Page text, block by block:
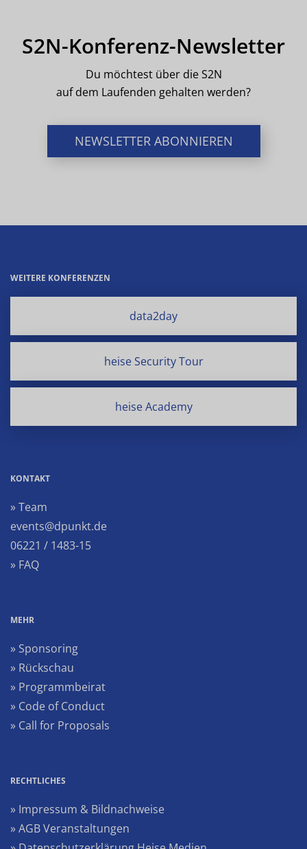
S2N-Konferenz-Newsletter
Du möchtest über die S2N
auf dem Laufenden gehalten werden?
NEWSLETTER ABONNIEREN
WEITERE KONFERENZEN
data2day
heise Security Tour
heise Academy
KONTAKT
» Team
events@dpunkt.de
06221 / 1483-15
» FAQ
MEHR
» Sponsoring
» Rückschau
» Programmbeirat
» Code of Conduct
» Call for Proposals
RECHTLICHES
» Impressum & Bildnachweise
» AGB Veranstaltungen